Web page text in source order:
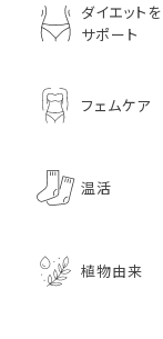
ダイエットを
サポート
フェムケア
温活
植物由来